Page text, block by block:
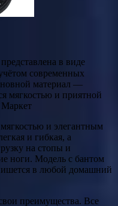
в виде
современных
материал —
мягкостью и приятной
Маркет
и элегантным
и гибкая, а
на стопы и
ноги. Модель с бантом
в любой домашний
преимущества. Все